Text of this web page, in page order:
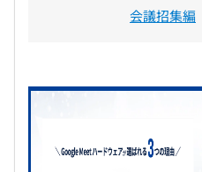
会議招集編